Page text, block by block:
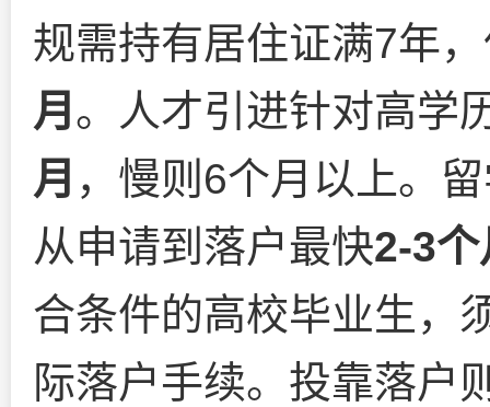
规需持有居住证满7年
月 。人才引进针对高学
月 ，慢则6个月以上。
从申请到落户最快2-3个
合条件的高校毕业生，
际落户手续。投靠落户